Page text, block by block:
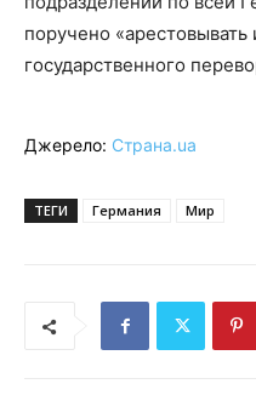
поручено
государственного
Джерело: Страна.ua
ТЕГИ Германия Мир